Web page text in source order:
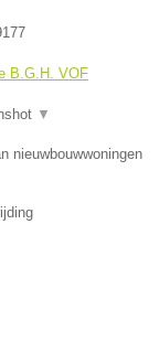
B.G.H. VOF
▼
nieuwbouwwoningen